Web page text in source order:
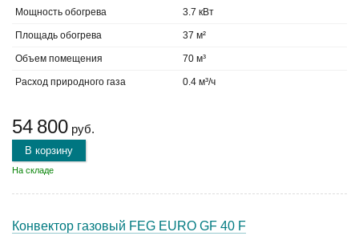
Мощность обогрева 3.7 кВт
Площадь обогрева 37 м²
Объем помещения 70 м³
Расход природного газа 0.4 м³/ч
54 800 руб.
В корзину
На складе
Конвектор газовый FEG EURO GF 40 F